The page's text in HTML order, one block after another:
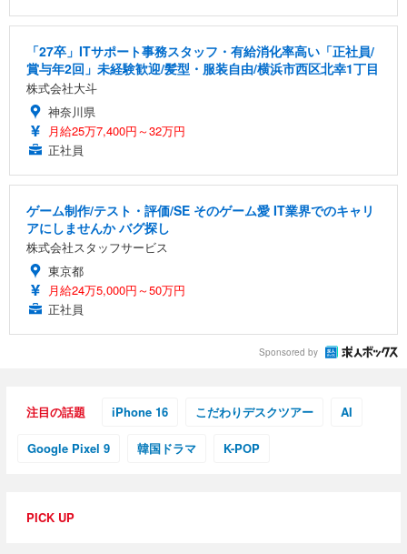
「27卒」ITサポート事務スタッフ・有給消化率高い「正社員/
賞与年2回」未経験歓迎/髪型・服装自由/横浜市西区北幸1丁目
株式会社大斗
神奈川県
月給25万7,400円～32万円
正社員
ゲーム制作/テスト・評価/SE そのゲーム愛 IT業界でのキャリ
アにしませんか バグ探し
株式会社スタッフサービス
東京都
月給24万5,000円～50万円
正社員
Sponsored by
注目の話題 iPhone 16 こだわりデスクツアー AI
Google Pixel 9 韓国ドラマ K-POP
PICK UP